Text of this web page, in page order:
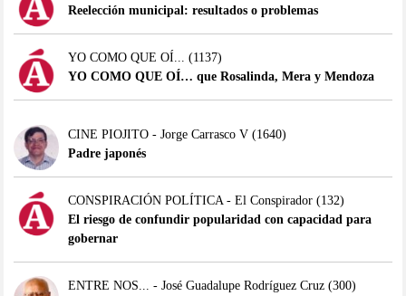
Reelección municipal: resultados o problemas
YO COMO QUE OÍ...
(1137)
YO COMO QUE OÍ… que Rosalinda, Mera y Mendoza
CINE PIOJITO - Jorge Carrasco V(1640)
Padre japonés
CONSPIRACIÓN POLÍTICA - El Conspirador(132)
El riesgo de confundir popularidad con capacidad para
gobernar
ENTRE NOS... - José Guadalupe Rodríguez Cruz(300)